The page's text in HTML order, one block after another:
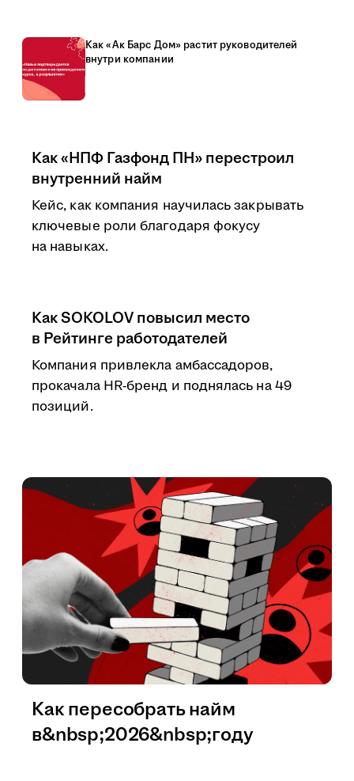
Как «Ак Барс Дом» растит руководителей
внутри компании
Как «НПФ Газфонд ПН» перестроил
внутренний найм
Кейс, как компания научилась закрывать
ключевые роли благодаря фокусу
на навыках.
Как SOKOLOV повысил место
в Рейтинге работодателей
Компания привлекла амбассадоров,
прокачала HR-бренд и поднялась на 49
позиций.
Как пересобрать найм
в&nbsp;2026&nbsp;году